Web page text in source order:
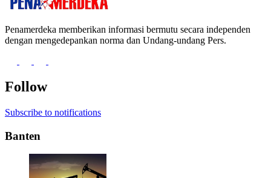
Penamerdeka memberikan informasi bermutu secara independen
dengan mengedepankan norma dan Undang-undang Pers.
Follow
Subscribe to notifications
Banten